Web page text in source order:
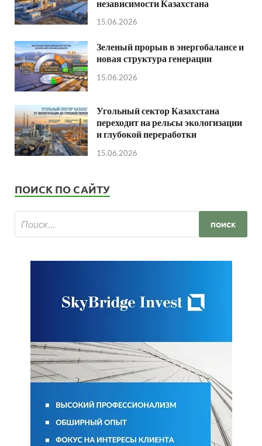
независимости Казахстана
15.06.2026
Зеленый прорыв в энергобалансе и
новая структура генерации
15.06.2026
Угольный сектор Казахстана
переходит на рельсы экологизации
и глубокой переработки
15.06.2026
ПОИСК ПО САЙТУ